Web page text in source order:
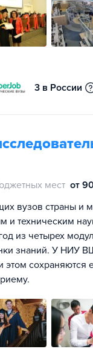
3 в России
мест от
вузов страны и
и техническим
из четырех
знаний. У НИУ
сохраняются